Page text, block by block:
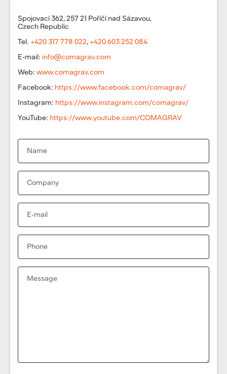
Spojovací 362, 257 21 Poříčí nad Sázavou,
Czech Republic
Tel. +420 317 778 022, +420 603 252 084
E-mail: info@comagrav.com
Web: www.comagrav.com
Facebook: https://www.facebook.com/comagrav/
Instagram: https://www.instagram.com/comagrav/
YouTube: https://www.youtube.com/COMAGRAV